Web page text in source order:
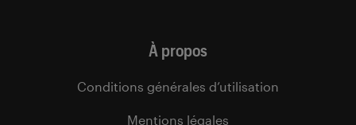
À propos
Conditions générales d’utilisation
Mentions légales